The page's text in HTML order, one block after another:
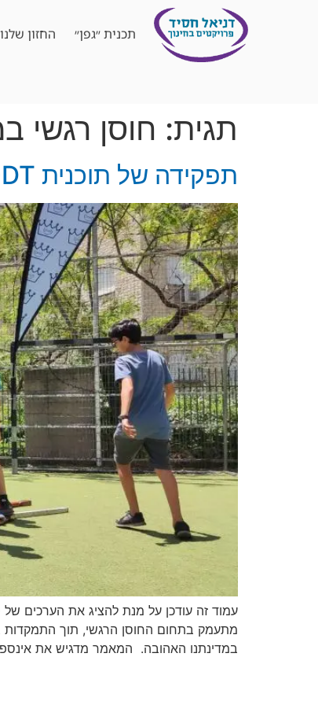
תכנית ״גפן״ החזון שלנו
תגית: חוסן רגשי
תפקידה של תוכנית ODT להתמדדות עם מתח בקרב בני נוער בזמן מלחמה
עמוד זה עודכן על מנת להציג את הערכים
במדינתנו האהובה. המאמר מדגיש את